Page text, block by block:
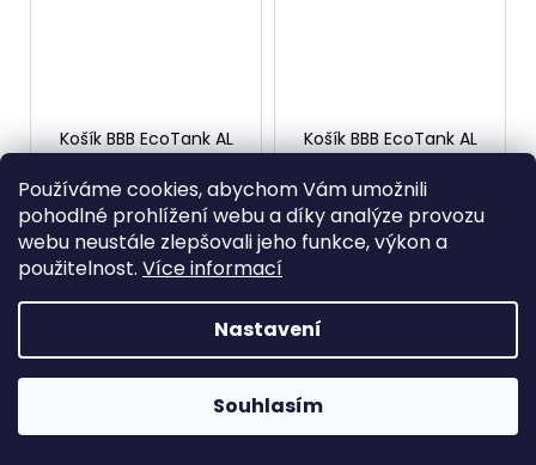
Používáme cookies, abychom Vám umožnili
pohodlné prohlížení webu a díky analýze provozu
webu neustále zlepšovali jeho funkce, výkon a
použitelnost. Více informací
Nastavení
Souhlasím
Košík BBB EcoTank AL
černý matný
Skladem u dodavatele
159 Kč
DO KOŠÍKU
Standartní košík s
Košík BBB EcoTank AL
stříbrný
Skladem u dodavatele
159 Kč
Standartní košík s